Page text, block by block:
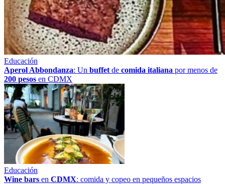
Educación
Aperol Abbondanza: Un buffet de comida italiana por menos de
200 pesos en CDMX
Educación
Wine bars en CDMX: comida y copeo en pequeños espacios